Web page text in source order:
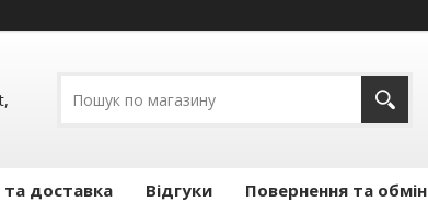
доставка Відгуки Повернення та обмін